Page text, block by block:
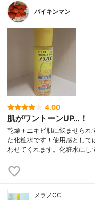
バイキンマン
4.00
肌がワントーンUP…！
乾燥＋ニキビ肌に悩ませら
た化粧水です！使用感とし
わせてくれます。化粧水にし
メラノCC